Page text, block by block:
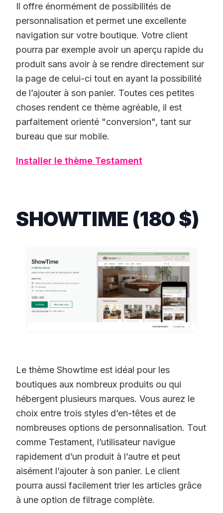
Il offre énormément de possibilités de
personnalisation et permet une excellente
navigation sur votre boutique. Votre client
pourra par exemple avoir un aperçu rapide du
produit sans avoir à se rendre directement sur
la page de celui-ci tout en ayant la possibilité
de l’ajouter à son panier. Toutes ces petites
choses rendent ce thème agréable, il est
parfaitement orienté "conversion", tant sur
bureau que sur mobile.
Installer le thème Testament
SHOWTIME (180 $)
Le thème Showtime est idéal pour les
boutiques aux nombreux produits ou qui
hébergent plusieurs marques. Vous aurez le
choix entre trois styles d’en-têtes et de
nombreuses options de personnalisation. Tout
comme Testament, l’utilisateur navigue
rapidement d’un produit à l’autre et peut
aisément l’ajouter à son panier. Le client
pourra aussi facilement trier les articles grâce
à une option de filtrage complète.